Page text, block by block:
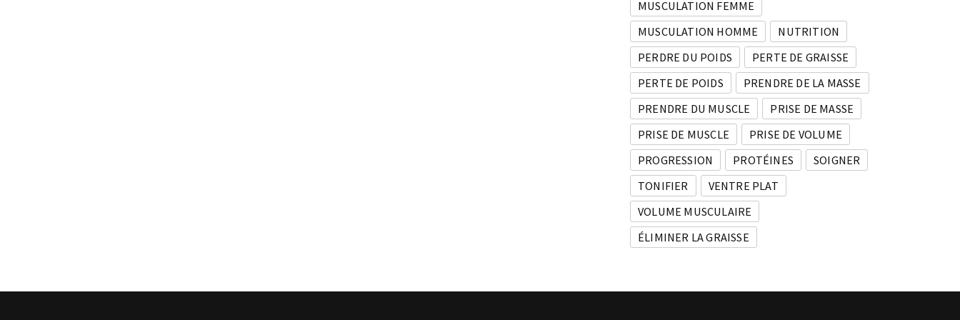
MUSCULATION FEMME
MUSCULATION HOMME
NUTRITION
PERDRE DU POIDS
PERTE DE GRAISSE
PERTE DE POIDS
PRENDRE DE LA MASSE
PRENDRE DU MUSCLE
PRISE DE MASSE
PRISE DE MUSCLE
PRISE DE VOLUME
PROGRESSION
PROTÉINES
SOIGNER
TONIFIER
VENTRE PLAT
VOLUME MUSCULAIRE
ÉLIMINER LA GRAISSE